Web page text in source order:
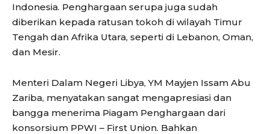
Indonesia. Penghargaan serupa juga sudah
diberikan kepada ratusan tokoh di wilayah Timur
Tengah dan Afrika Utara, seperti di Lebanon, Oman,
dan Mesir.
Menteri Dalam Negeri Libya, YM Mayjen Issam Abu
Zariba, menyatakan sangat mengapresiasi dan
bangga menerima Piagam Penghargaan dari
konsorsium PPWI – First Union. Bahkan